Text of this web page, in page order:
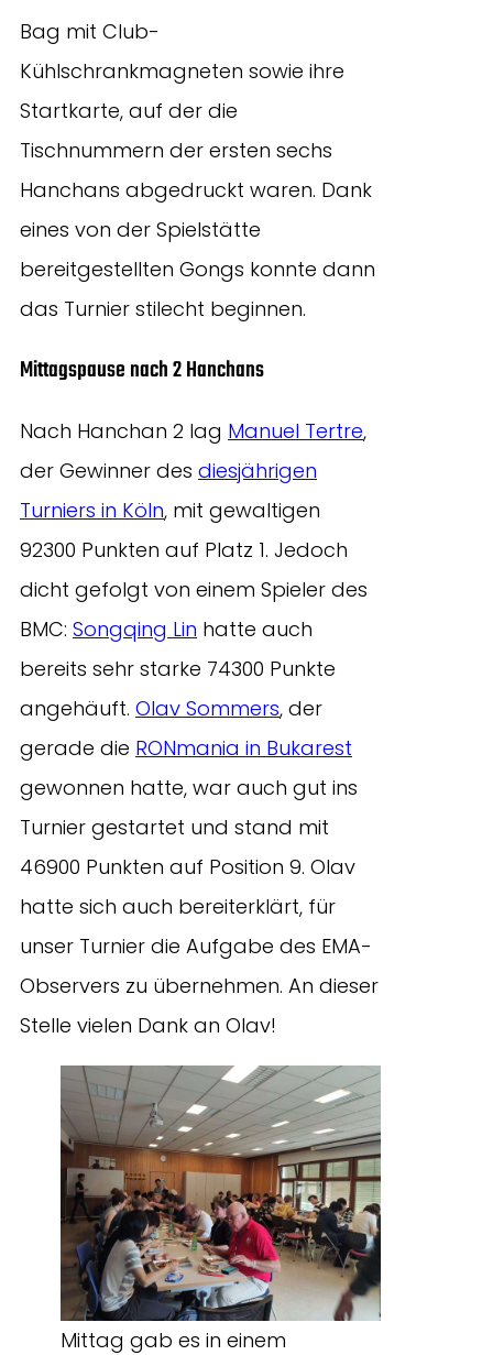
Bag mit Club-
Kühlschrankmagneten sowie ihre
Startkarte, auf der die
Tischnummern der ersten sechs
Hanchans abgedruckt waren. Dank
eines von der Spielstätte
bereitgestellten Gongs konnte dann
das Turnier stilecht beginnen.
Mittagspause nach 2 Hanchans
Nach Hanchan 2 lag Manuel Tertre,
der Gewinner des diesjährigen
Turniers in Köln, mit gewaltigen
92300 Punkten auf Platz 1. Jedoch
dicht gefolgt von einem Spieler des
BMC: Songqing Lin hatte auch
bereits sehr starke 74300 Punkte
angehäuft. Olav Sommers, der
gerade die RONmania in Bukarest
gewonnen hatte, war auch gut ins
Turnier gestartet und stand mit
46900 Punkten auf Position 9. Olav
hatte sich auch bereiterklärt, für
unser Turnier die Aufgabe des EMA-
Observers zu übernehmen. An dieser
Stelle vielen Dank an Olav!
Mittag gab es in einem